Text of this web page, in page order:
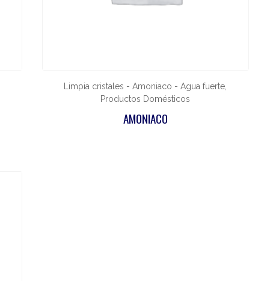
Limpia cristales - Amoniaco - Agua fuerte,
Productos Domésticos
AMONIACO